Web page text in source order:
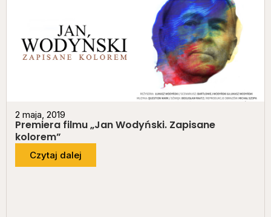
2 maja, 2019
Premiera filmu „Jan Wodyński. Zapisane
kolorem”
Czytaj dalej